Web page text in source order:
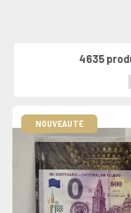
4635
NOUVEAUTÉ